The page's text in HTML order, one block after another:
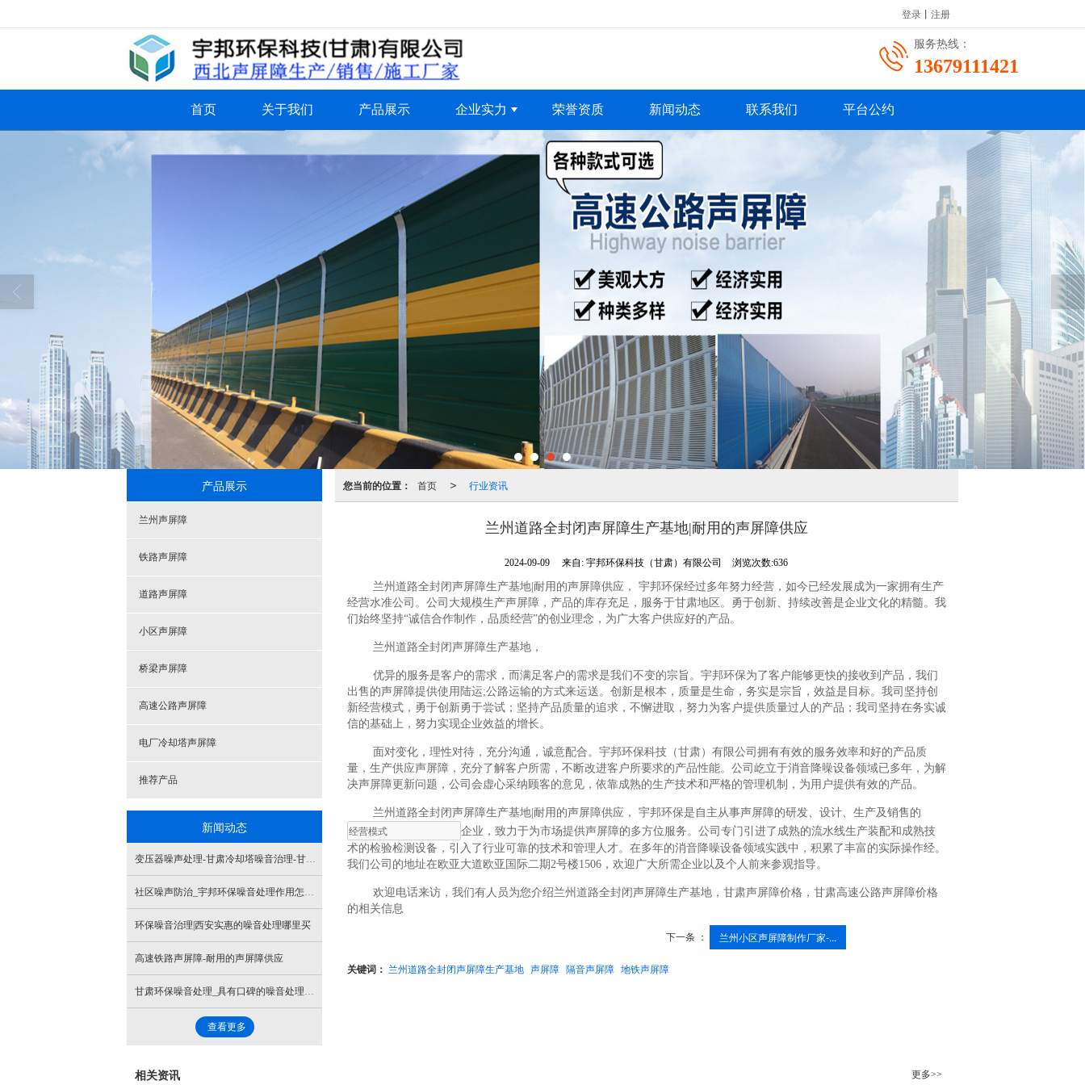
登录 丨 注册
服务热线：
13679111421
首页 关于我们 产品展示 企业实力 荣誉资质 新闻动态 联系我们 平台公约
您当前的位置： 首页 > 行业资讯
兰州道路全封闭声屏障生产基地|耐用的声屏障供应
2024-09-09 来自:宇邦环保科技（甘肃）有限公司 浏览次数:636
兰州道路全封闭声屏障生产基地|耐用的声屏障供应， 宇邦环保经过多年努力经营，如今已经发展成为一家拥有生产
经营水准公司。公司大规模生产声屏障，产品的库存充足，服务于甘肃地区。勇于创新、持续改善是企业文化的精髓。我
们始终坚持“诚信合作制作，品质经营”的创业理念，为广大客户供应好的产品。
兰州道路全封闭声屏障生产基地，
优异的服务是客户的需求，而满足客户的需求是我们不变的宗旨。宇邦环保为了客户能够更快的接收到产品，我们
出售的声屏障提供使用陆运;公路运输的方式来运送。创新是根本，质量是生命，务实是宗旨，效益是目标。我司坚持创
新经营模式，勇于创新勇于尝试；坚持产品质量的追求，不懈进取，努力为客户提供质量过人的产品；我司坚持在务实诚
信的基础上，努力实现企业效益的增长。
面对变化，理性对待，充分沟通，诚意配合。宇邦环保科技（甘肃）有限公司拥有有效的服务效率和好的产品质
量，生产供应声屏障，充分了解客户所需，不断改进客户所要求的产品性能。公司屹立于消音降噪设备领域已多年，为解
决声屏障更新问题，公司会虚心采纳顾客的意见，依靠成熟的生产技术和严格的管理机制，为用户提供有效的产品。
兰州道路全封闭声屏障生产基地|耐用的声屏障供应， 宇邦环保是自主从事声屏障的研发、设计、生产及销售的
企业，致力于为市场提供声屏障的多方位服务。公司专门引进了成熟的流水线生产装配和成熟技
术的检验检测设备，引入了行业可靠的技术和管理人才。在多年的消音降噪设备领域实践中，积累了丰富的实际操作经。
我们公司的地址在欧亚大道欧亚国际二期2号楼1506，欢迎广大所需企业以及个人前来参观指导。
欢迎电话来访，我们有人员为您介绍兰州道路全封闭声屏障生产基地，甘肃声屏障价格，甘肃高速公路声屏障价格
的相关信息
下一条 ： 兰州小区声屏障制作厂家-...
关键词： 兰州道路全封闭声屏障生产基地 声屏障 隔音声屏障 地铁声屏障
产品展示
兰州声屏障
铁路声屏障
道路声屏障
小区声屏障
桥梁声屏障
高速公路声屏障
电厂冷却塔声屏障
推荐产品
新闻动态
变压器噪声处理-甘肃冷却塔噪音治理-甘肃泵房噪音治理
社区噪声防治_宇邦环保噪音处理作用怎么样
环保噪音治理|西安实惠的噪音处理哪里买
高速铁路声屏障-耐用的声屏障供应
甘肃环保噪音处理_具有口碑的噪音处理供应商_宇邦环保
查看更多
相关资讯 更多>>